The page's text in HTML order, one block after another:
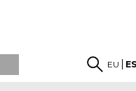
EU